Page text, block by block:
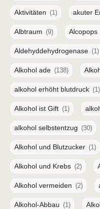
Aktivitäten (1) akuter
Albtraum (9) Alcopops
Aldehyddehydrogenase (1)
Alkohol ade (138)
alkohol erhöht blutdruck (1)
Alkohol ist Gift (1)
alkohol selbstentzug (30)
Alkohol und Blutzucker (1)
Alkohol und Krebs (2)
Alkohol vermeiden (2)
Alkohol-Abbau (1)